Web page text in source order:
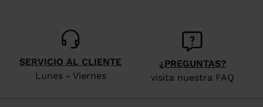
SERVICIO AL CLIENTE
Lunes - Viernes
¿PREGUNTAS?
visita nuestra FAQ